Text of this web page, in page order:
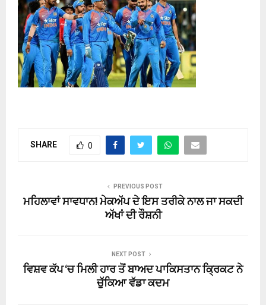
SHARE 0
PREVIOUS POST
ਮਹਿਲਾਵਾਂ ਸਾਵਧਾਨ! ਮੇਕਅੱਪ ਦੇ ਇਸ ਤਰੀਕੇ ਨਾਲ ਜਾ ਸਕਦੀ
ਅੱਖਾਂ ਦੀ ਰੌਸ਼ਨੀ
NEXT POST
ਵਿਸ਼ਵ ਕੱਪ ‘ਚ ਮਿਲੀ ਹਾਰ ਤੋਂ ਬਾਅਦ ਪਾਕਿਸਤਾਨ ਕ੍ਰਿਕਟ ਨੇ
ਚੁੱਕਿਆ ਵੱਡਾ ਕਦਮ